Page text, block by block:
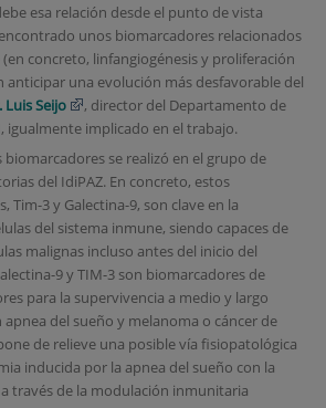
esa relación desde el punto de vista
unos biomarcadores relacionados
concreto, linfangiogénesis y proliferación
anticipar una evolución más desfavorable del
Luis Seijo
, director del Departamento de
igualmente implicado en el trabajo.
se realizó en el grupo de
del IdiPAZ. En concreto, estos
Tim-3 y Galectina-9, son clave en la
del sistema inmune, siendo capaces de
malignas incluso antes del inicio del
9 y TIM-3 son biomarcadores de
para la supervivencia a medio y largo
del sueño y melanoma o cáncer de
de relieve una posible vía fisiopatológica
inducida por la apnea del sueño con la
través de la modulación inmunitaria